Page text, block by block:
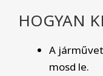
HOGYAN
A
mosd le.